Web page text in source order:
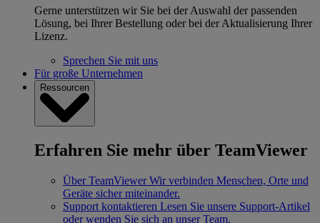
Gerne unterstützen wir Sie bei der Auswahl der passenden
Lösung, bei Ihrer Bestellung oder bei der Aktualisierung Ihrer
Lizenz.
Sprechen Sie mit uns
Für große Unternehmen
Ressourcen
Erfahren Sie mehr über TeamViewer
Über TeamViewer Wir verbinden Menschen, Orte und
Geräte sicher miteinander.
Support kontaktieren Lesen Sie unsere Support-Artikel
oder wenden Sie sich an unser Team.